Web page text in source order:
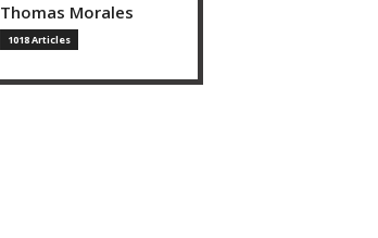
Thomas Morales
1018 Articles